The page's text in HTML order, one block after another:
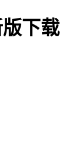
下载